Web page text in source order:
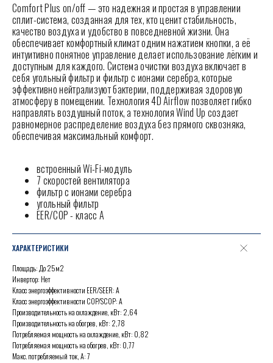
Comfort Plus on/off — это надежная и простая в управлении
сплит-система, созданная для тех, кто ценит стабильность,
качество воздуха и удобство в повседневной жизни. Она
обеспечивает комфортный климат одним нажатием кнопки, а её
интуитивно понятное управление делает использование лёгким и
доступным для каждого. Система очистки воздуха включает в
себя угольный фильтр и фильтр с ионами серебра, которые
эффективно нейтрализуют бактерии, поддерживая здоровую
атмосферу в помещении. Технология 4D Airflow позволяет гибко
направлять воздушный поток, а технология Wind Up создает
равномерное распределение воздуха без прямого сквозняка,
обеспечивая максимальный комфорт.
встроенный Wi-Fi-модуль
7 скоростей вентилятора
фильтр с ионами серебра
угольный фильтр
EER/COP - класс А
ХАРАКТЕРИСТИКИ
Площадь: До 25м2
Инвертор: Нет
Класс энергоэффективности EER/SEER: А
Класс энергоэффективности COP/SCOP: А
Производительность на охлаждение, кВт: 2,64
Производительность на обогрев, кВт: 2,78
Потребляемая мощность на охлаждение, кВт: 0,82
Потребляемая мощность на обогрев, кВт: 0,77
Макс. потребляемый ток, А: 7